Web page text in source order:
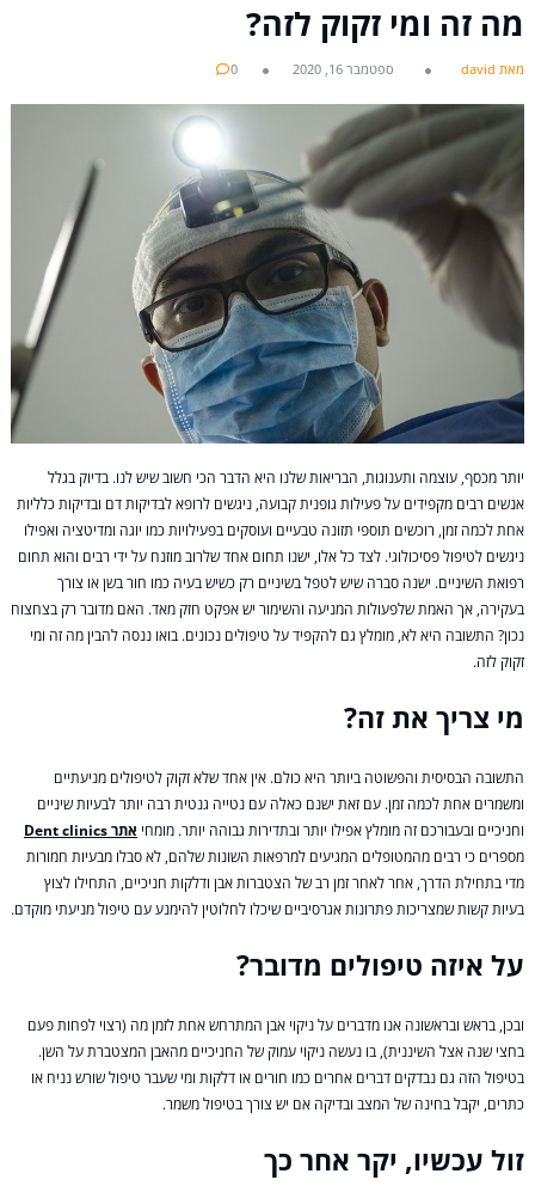
מה זה ומי זקוק לזה?
מאת david ספטמבר 16, 2020 0
יותר מכסף, עוצמה ותענוגות, הבריאות שלנו היא הדבר הכי חשוב שיש לנו. בדיוק בגלל
אנשים רבים מקפידים על פעילות גופנית קבועה, ניגשים לרופא לבדיקות דם ובדיקות כלליות
אחת לכמה זמן, רוכשים תוספי תזונה טבעיים ועוסקים בפעילויות כמו יוגה ומדיטציה ואפילו
ניגשים לטיפול פסיכולוגי. לצד כל אלו, ישנו תחום אחד שלרוב מוזנח על ידי רבים והוא תחום
רפואת השיניים. ישנה סברה שיש לטפל בשיניים רק כשיש בעיה כמו חור בשן או צורך
בעקירה, אך האמת שלפעולות המניעה והשימור יש אפקט חזק מאד. האם מדובר רק בצחצוח
נכון? התשובה היא לא, מומלץ גם להקפיד על טיפולים נכונים. בואו ננסה להבין מה זה ומי
זקוק לזה.
מי צריך את זה?
התשובה הבסיסית והפשוטה ביותר היא כולם. אין אחד שלא זקוק לטיפולים מניעתיים
ומשמרים אחת לכמה זמן. עם זאת ישנם כאלה עם נטייה גנטית רבה יותר לבעיות שיניים
וחניכיים ובעבורכם זה מומלץ אפילו יותר ובתדירות גבוהה יותר. מומחי אתר Dent clinics
מספרים כי רבים מהמטופלים המגיעים למרפאות השונות שלהם, לא סבלו מבעיות חמורות
מדי בתחילת הדרך, אחר לאחר זמן רב של הצטברות אבן ודלקות חניכיים, התחילו לצוץ
בעיות קשות שמצריכות פתרונות אגרסיביים שיכלו לחלוטין להימנע עם טיפול מניעתי מוקדם.
על איזה טיפולים מדובר?
ובכן, בראש ובראשונה אנו מדברים על ניקוי אבן המתרחש אחת לזמן מה (רצוי לפחות פעם
בחצי שנה אצל השיננית), בו נעשה ניקוי עמוק של החניכיים מהאבן המצטברת על השן.
בטיפול הזה גם נבדקים דברים אחרים כמו חורים או דלקות ומי שעבר טיפול שורש נניח או
כתרים, יקבל בחינה של המצב ובדיקה אם יש צורך בטיפול משמר.
זול עכשיו, יקר אחר כך